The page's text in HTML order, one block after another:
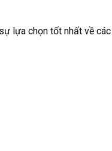
lựa chọn tốt nhất về